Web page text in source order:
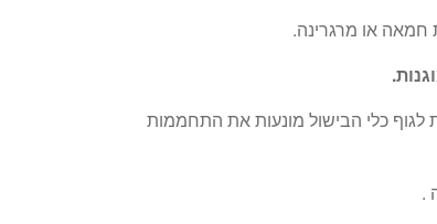
או מרגרינה.
לגוף כלי הבישול מונעות את התחממות
.